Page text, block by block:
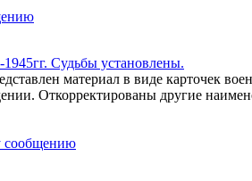
Судьбы установлены.
материал в виде карточек
Откорректированы другие